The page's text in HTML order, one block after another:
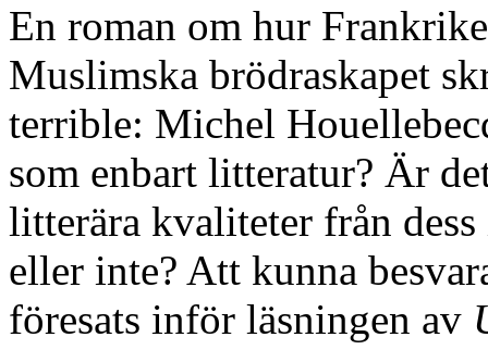
En roman om hur
Muslimska brödraskapet
terrible: Michel
som enbart litteratur? Är
litterära kvaliteter från
eller inte? Att kunna
föresats inför läsningen av